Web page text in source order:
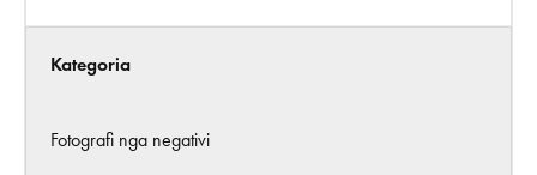
Kategoria
Fotografi nga negativi